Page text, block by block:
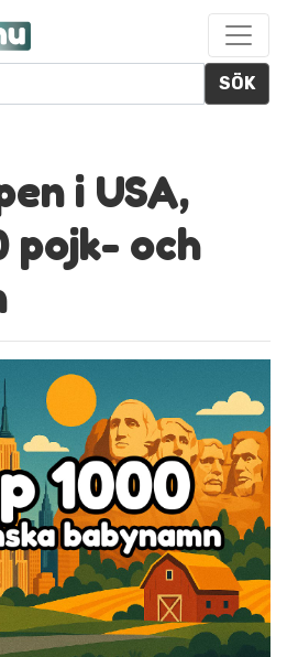
SÖK
i USA,
pojk- och